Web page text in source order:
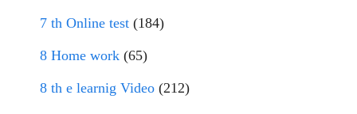
7 th Online test (184)
8 Home work (65)
8 th e learnig Video (212)